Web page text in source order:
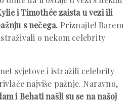
i Timothée zaista u vezi ili
s nečega. Priznajte! Barem
o nekom celebrity
svjetove i istražili celebrity
najviše pažnje. Naravno,
i Behati našli su se na našoj